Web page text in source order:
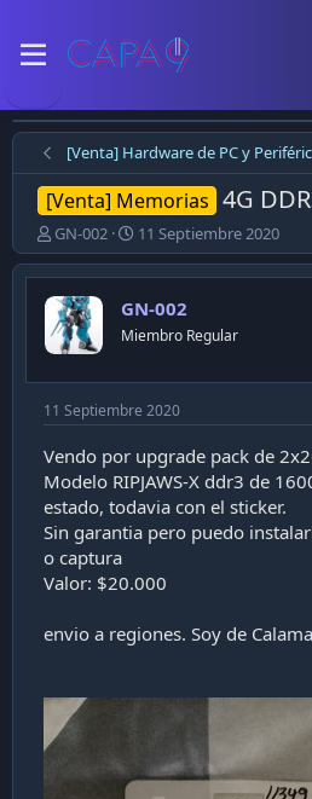
[Venta] Hardware de PC y
[Venta] Memorias 4G
E
m
p
e
z
ó
l
t
e
m
a
GN-002
F
e
c
a
d
p
u
b
l
i
c
a
c
ó
11 Septiembre 2020
GN-002
Miembro Regular
11 Septiembre 2020
Vendo por upgrade pack de
Modelo RIPJAWS-X ddr3 de
estado, todavia con el sticker.
Sin garantia pero puedo
o captura
Valor: $20.000
envio a regiones. Soy de Calama